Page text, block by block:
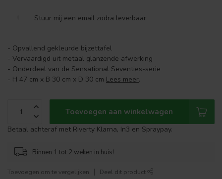
! Stuur mij een email zodra leverbaar
- Opvallend gekleurde bijzettafel
- Vervaardigd uit metaal glanzende afwerking
- Onderdeel van de Sensational Seventies-serie
- H 47 cm x B 30 cm x D 30 cm Lees meer.
Toevoegen aan winkelwagen
Betaal achteraf met Riverty Klarna, In3 en Spraypay.
Binnen 1 tot 2 weken in huis!
Toevoegen om te vergelijken Deel dit product